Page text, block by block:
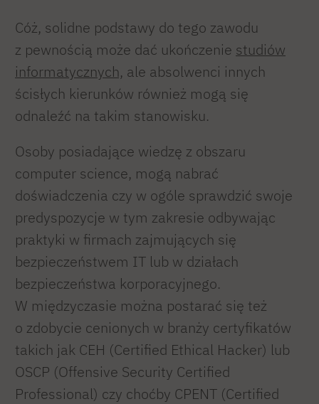
Cóż, solidne podstawy do tego zawodu
z pewnością może dać ukończenie studiów
informatycznych, ale absolwenci innych
ścisłych kierunków również mogą się
odnaleźć na takim stanowisku.
Osoby posiadające wiedzę z obszaru
computer science, mogą nabrać
doświadczenia czy w ogóle sprawdzić swoje
predyspozycje w tym zakresie odbywając
praktyki w firmach zajmujących się
bezpieczeństwem IT lub w działach
bezpieczeństwa korporacyjnego.
W międzyczasie można postarać się też
o zdobycie cenionych w branży certyfikatów
takich jak CEH (Certified Ethical Hacker) lub
OSCP (Offensive Security Certified
Professional) czy choćby CPENT (Certified